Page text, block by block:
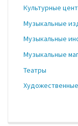
Культурные
Музыкальные
Музыкальные
Музыкальные
Театры